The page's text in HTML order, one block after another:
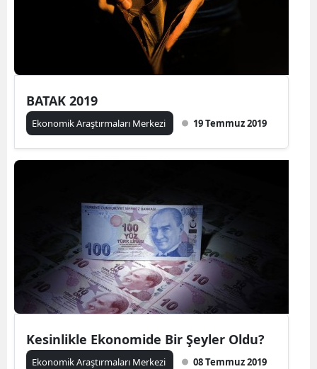
BATAK 2019
Ekonomik Araştırmaları Merkezi 19 Temmuz 2019
Kesinlikle Ekonomide Bir Şeyler Oldu?
Ekonomik Araştırmaları Merkezi 08 Temmuz 2019